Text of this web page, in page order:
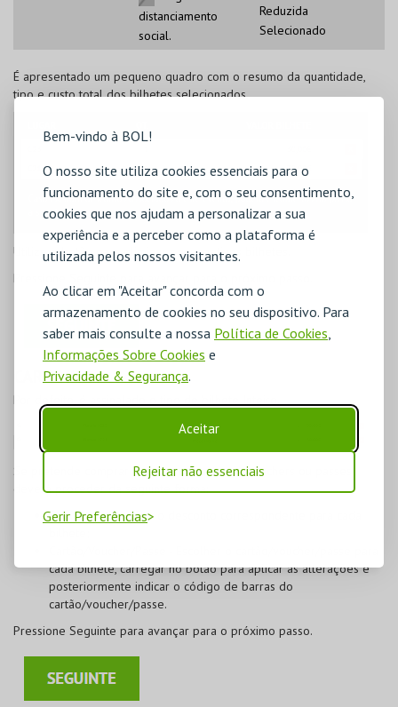
Bem-vindo à BOL!
O nosso site utiliza cookies essenciais para o
funcionamento do site e, com o seu consentimento,
cookies que nos ajudam a personalizar a sua
experiência e a perceber como a plataforma é
utilizada pelos nossos visitantes.
Ao clicar em "Aceitar" concorda com o
armazenamento de cookies no seu dispositivo. Para
saber mais consulte a nossa Política de Cookies,
Informações Sobre Cookies e
Privacidade & Segurança.
Aceitar
Rejeitar não essenciais
Gerir Preferências
distanciamento
social.
Reduzida
Selecionado
É apresentado um pequeno quadro com o resumo da quantidade,
tipo e custo total dos bilhetes selecionados.
Utilize o botão para eliminar os respetivos bilhetes.
Pressione
CARRINHO
Por defeito, é assinalado o tipo de bilhete Inteiro.
Se pretende comprar com desconto, trocar vouchers ou passes
deverá proceder da seguinte forma:
Desconto- Escolher o desconto correspondente para cada
cada bilhete, carregar no botão para aplicar as alterações e
posteriormente indicar o código de barras do
cartão/voucher/passe.
Pressione Seguinte para avançar para o próximo passo.